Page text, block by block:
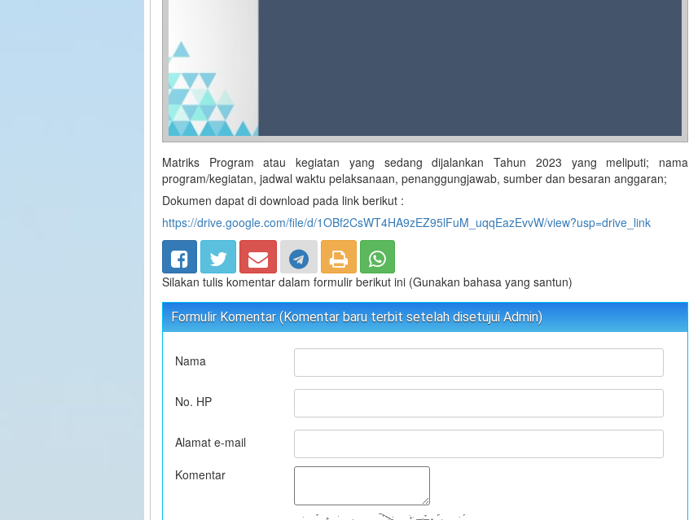
Matriks Program atau kegiatan yang sedang dijalankan Tahun 2023 yang meliputi; nama
program/kegiatan, jadwal waktu pelaksanaan, penanggungjawab, sumber dan besaran anggaran;
Dokumen dapat di download pada link berikut :
https://drive.google.com/file/d/1OBf2CsWT4HA9zEZ95lFuM_uqqEazEvvW/view?usp=drive_link
Silakan tulis komentar dalam formulir berikut ini (Gunakan bahasa yang santun)
Formulir Komentar (Komentar baru terbit setelah disetujui Admin)
Nama
No. HP
Alamat e-mail
Komentar